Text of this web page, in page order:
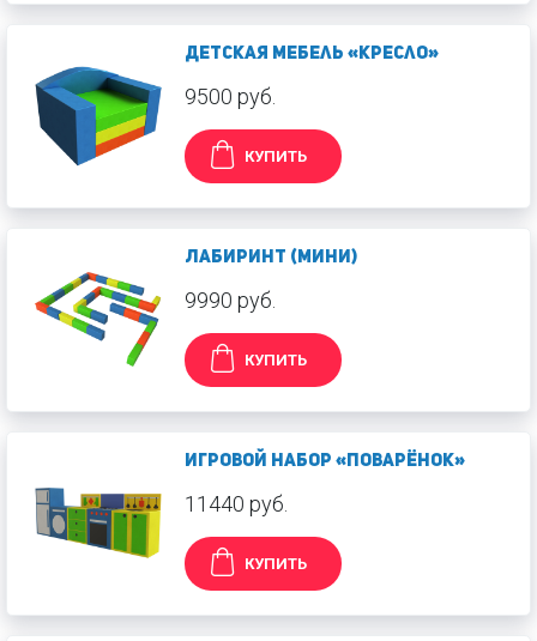
Детская мебель «Кресло»
9500 руб.
КУПИТЬ
Лабиринт (мини)
9990 руб.
КУПИТЬ
Игровой набор «Поварёнок»
11440 руб.
КУПИТЬ